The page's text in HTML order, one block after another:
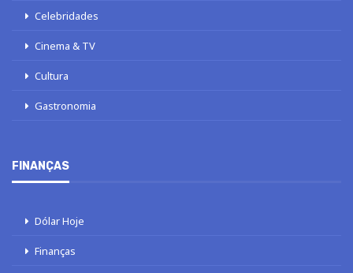
Celebridades
Cinema & TV
Cultura
Gastronomia
FINANÇAS
Dólar Hoje
Finanças